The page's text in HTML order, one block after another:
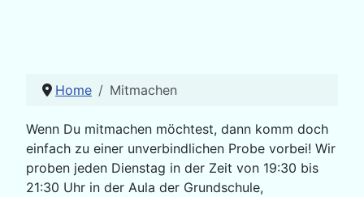
Home Mitmachen
Wenn Du mitmachen möchtest, dann komm doch
einfach zu einer unverbindlichen Probe vorbei! Wir
proben jeden Dienstag in der Zeit von 19:30 bis
21:30 Uhr in der Aula der Grundschule,